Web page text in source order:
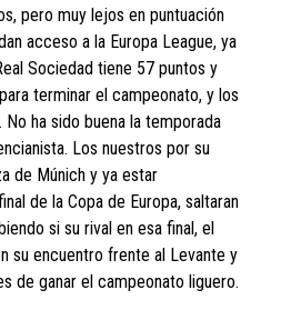
pero muy lejos en puntuación
acceso a la Europa League, ya
Sociedad tiene 57 puntos y
terminar el campeonato, y los
No ha sido buena la temporada
Los nuestros por su
de Múnich y ya estar
de la Copa de Europa, saltaran
si su rival en esa final, el
su encuentro frente al Levante y
de ganar el campeonato liguero.